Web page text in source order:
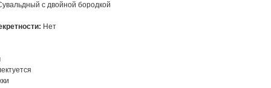
с двойной бородкой
Нет